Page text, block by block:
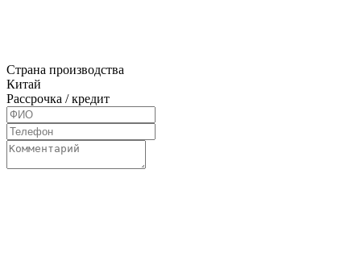
Страна производства
Китай
Рассрочка / кредит